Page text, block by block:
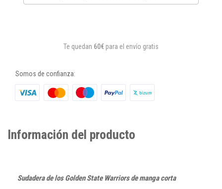
Te quedan 60€ para el envío gratis
Somos de confianza:
Información del producto
Sudadera de los Golden State Warriors de manga corta